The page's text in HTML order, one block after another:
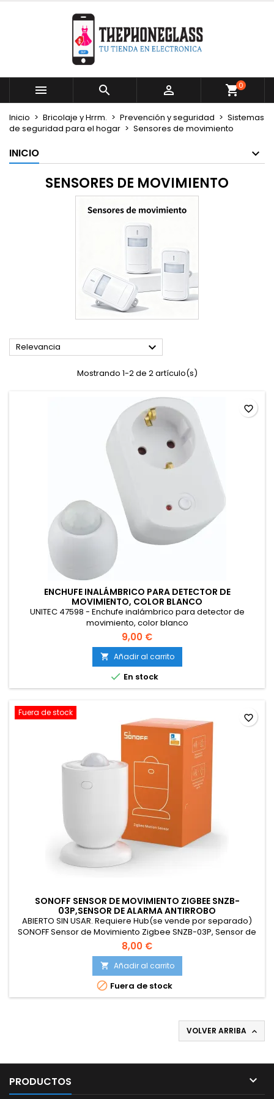
   0
Inicio Bricolaje y Hrrm. Prevención y seguridad
Sistemas
de seguridad para el hogar
Sensores de movimiento
INICIO
SENSORES DE MOVIMIENTO
Relevancia 
Mostrando 1-2 de 2 artículo(s)
ENCHUFE INALÁMBRICO PARA DETECTOR DE
MOVIMIENTO, COLOR BLANCO
UNITEC 47598 - Enchufe inalámbrico para detector de
movimiento, color blanco
9,00 €
 Añadir al carrito
 En stock
favorite_border
Fuera de stock
SONOFF SENSOR DE MOVIMIENTO ZIGBEE SNZB-
03P,SENSOR DE ALARMA ANTIRROBO
ABIERTO SIN USAR. Requiere Hub(se vende por separado)
SONOFF Sensor de Movimiento Zigbee SNZB-03P, Sensor de
Alarma Antirrobo,Rotación 110º, Control App
eWelink,Compatible con Alexa, Google Home.
8,00 €
 Añadir al carrito
 Fuera de stock
favorite_border
VOLVER ARRIBA 
PRODUCTOS 
Mi lista de deseos
Crear nueva lista
((modalTitle))
((confirmMessage))
((cancelText)) ((modalDeleteText))
Crear lista de deseos
Nombre de la lista de deseos
Cancelar Crear lista de deseos
Iniciar sesión
Debe iniciar sesión para guardar productos en su
lista de deseos.
Cancelar Iniciar sesión